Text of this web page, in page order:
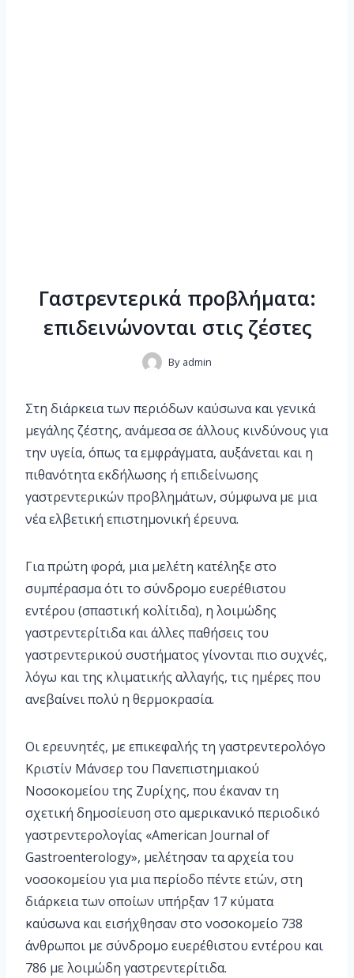
Γαστρεντερικά προβλήματα:
επιδεινώνονται στις ζέστες
By admin
Στη διάρκεια των περιόδων καύσωνα και γενικά
μεγάλης ζέστης, ανάμεσα σε άλλους κινδύνους για
την υγεία, όπως τα εμφράγματα, αυξάνεται και η
πιθανότητα εκδήλωσης ή επιδείνωσης
γαστρεντερικών προβλημάτων, σύμφωνα με μια
νέα ελβετική επιστημονική έρευνα.
Για πρώτη φορά, μια μελέτη κατέληξε στο
συμπέρασμα ότι το σύνδρομο ευερέθιστου
εντέρου (σπαστική κολίτιδα), η λοιμώδης
γαστρεντερίτιδα και άλλες παθήσεις του
γαστρεντερικού συστήματος γίνονται πιο συχνές,
λόγω και της κλιματικής αλλαγής, τις ημέρες που
ανεβαίνει πολύ η θερμοκρασία.
Οι ερευνητές, με επικεφαλής τη γαστρεντερολόγο
Κριστίν Μάνσερ του Πανεπιστημιακού
Νοσοκομείου της Ζυρίχης, που έκαναν τη
σχετική δημοσίευση στο αμερικανικό περιοδικό
γαστρεντερολογίας «American Journal of
Gastroenterology», μελέτησαν τα αρχεία του
νοσοκομείου για μια περίοδο πέντε ετών, στη
διάρκεια των οποίων υπήρξαν 17 κύματα
καύσωνα και εισήχθησαν στο νοσοκομείο 738
άνθρωποι με σύνδρομο ευερέθιστου εντέρου και
786 με λοιμώδη γαστρεντερίτιδα.